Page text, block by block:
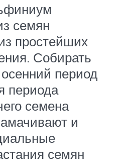
семян
простейших
Собирать
период
периода
семена
и
семян